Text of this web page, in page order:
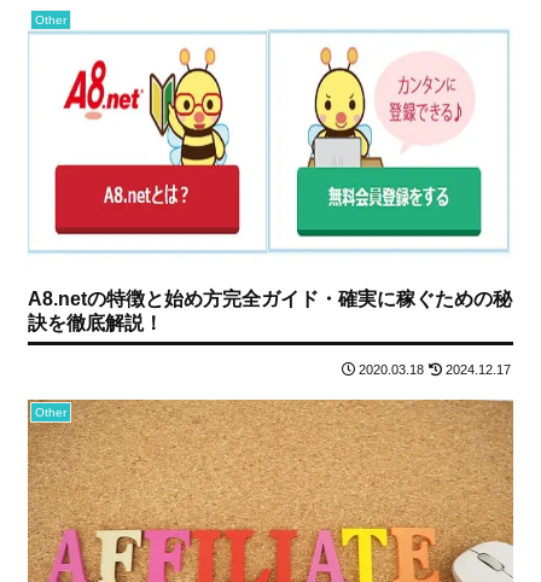
Other
A8.netの特徴と始め方完全ガイド・確実に稼ぐための秘
訣を徹底解説！
2020.03.18 2024.12.17
Other